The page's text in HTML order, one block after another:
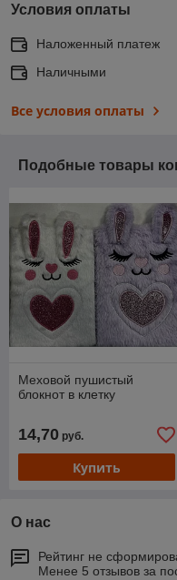
Условия оплаты
Наложенный платеж
Наличными
Все условия оплаты
Подобные товары
Меховой пушистый
блокнот в клетку
14,70 руб.
Купить
О нас
Рейтинг не
Менее 5 отзывов за